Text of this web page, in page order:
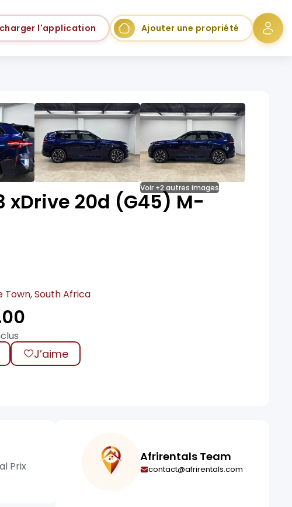
l'application Ajouter une propriété
Voir +2 autres images
xDrive 20d (G45) M-
Town, South Africa
J’aime
Prix
Afrirentals Team
contact@afrirentals.com